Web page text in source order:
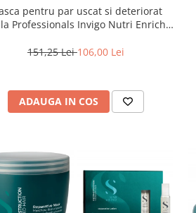
pentru par uscat si deteriorat
Professionals Invigo Nutri Enrich,
151,25 Lei106,00 Lei
ADAUGA IN COS